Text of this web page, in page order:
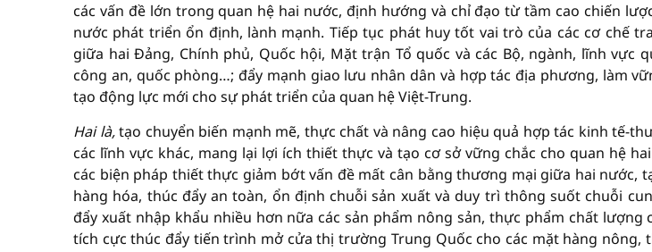
các vấn đề lớn trong quan hệ hai nước, định hướng và chỉ đạo từ tầm cao chiến
nước phát triển ổn định, lành mạnh. Tiếp tục phát huy tốt vai trò của các cơ chế
giữa hai Đảng, Chính phủ, Quốc hội, Mặt trận Tổ quốc và các Bộ, ngành, lĩnh vực
công an, quốc phòng…; đẩy mạnh giao lưu nhân dân và hợp tác địa phương, làm
tạo động lực mới cho sự phát triển của quan hệ Việt-Trung.
Hai là,tạo chuyển biến mạnh mẽ, thực chất và nâng cao hiệu quả hợp tác kinh tế-
các lĩnh vực khác, mang lại lợi ích thiết thực và tạo cơ sở vững chắc cho quan hệ
các biện pháp thiết thực giảm bớt vấn đề mất cân bằng thương mại giữa hai nước,
hàng hóa, thúc đẩy an toàn, ổn định chuỗi sản xuất và duy trì thông suốt chuỗi
đẩy xuất nhập khẩu nhiều hơn nữa các sản phẩm nông sản, thực phẩm chất lượng
tích cực thúc đẩy tiến trình mở cửa thị trường Trung Quốc cho các mặt hàng nông,